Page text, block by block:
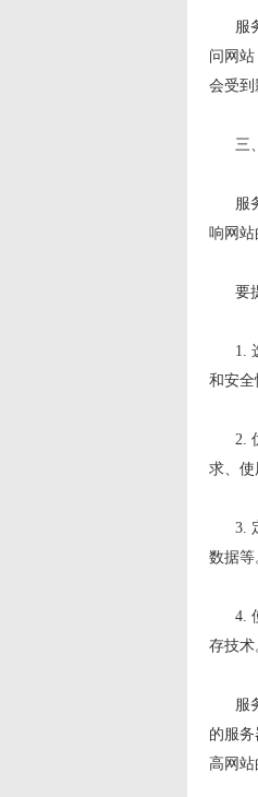
服务
问网
会受到
三、
服务
响网站
要提
1. 选
和安全
2. 优
求、使
3. 定
数据等
4. 使
存技术
服务
的服
高网站